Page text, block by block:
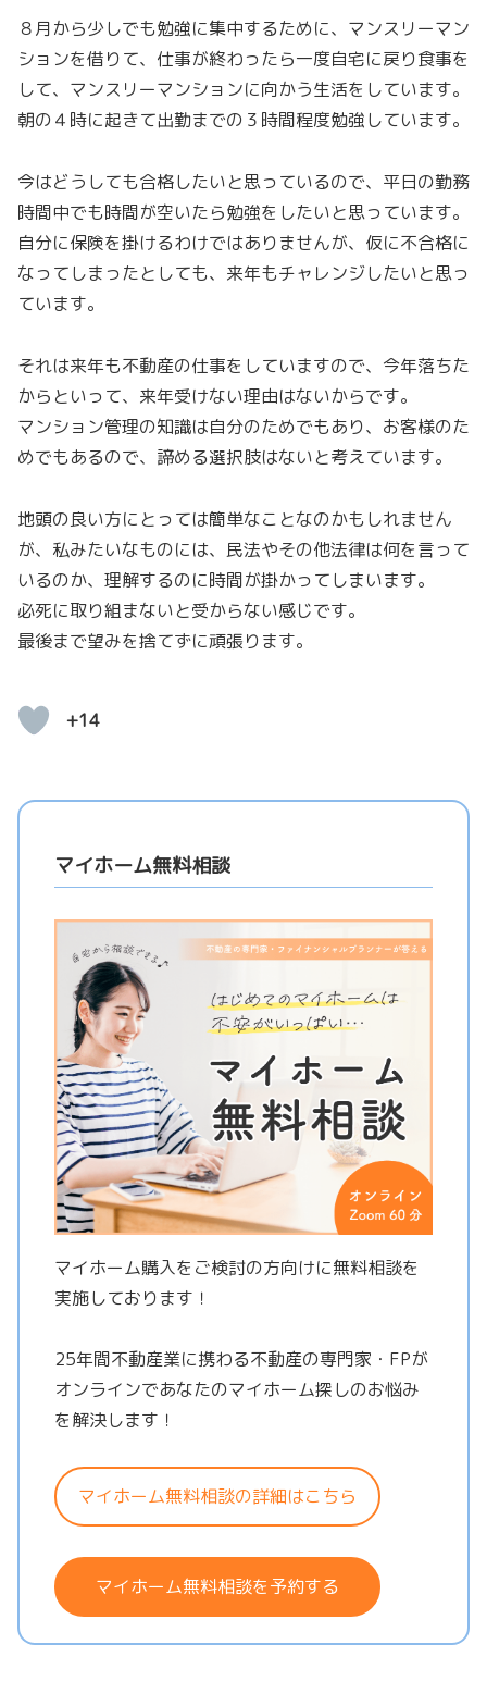
８月から少しでも勉強に集中するために、マンスリーマン
ションを借りて、仕事が終わったら一度自宅に戻り食事を
して、マンスリーマンションに向かう生活をしています。
朝の４時に起きて出勤までの３時間程度勉強しています。
今はどうしても合格したいと思っているので、平日の勤務
時間中でも時間が空いたら勉強をしたいと思っています。
自分に保険を掛けるわけではありませんが、仮に不合格に
なってしまったとしても、来年もチャレンジしたいと思っ
ています。
それは来年も不動産の仕事をしていますので、今年落ちた
からといって、来年受けない理由はないからです。
マンション管理の知識は自分のためでもあり、お客様のた
めでもあるので、諦める選択肢はないと考えています。
地頭の良い方にとっては簡単なことなのかもしれません
が、私みたいなものには、民法やその他法律は何を言って
いるのか、理解するのに時間が掛かってしまいます。
必死に取り組まないと受からない感じです。
最後まで望みを捨てずに頑張ります。
+14
マイホーム無料相談
マイホーム購入をご検討の方向けに無料相談を
実施しております！
25年間不動産業に携わる不動産の専門家・FPが
オンラインであなたのマイホーム探しのお悩み
を解決します！
マイホーム無料相談の詳細はこちら
マイホーム無料相談を予約する